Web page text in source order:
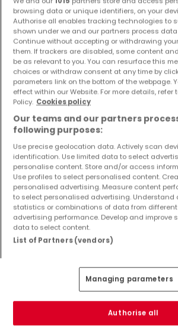
Ähnliche Immobilien
Sie haben keine Immobilien
interessieren? Diese
könnten Sie interessieren.
browsing data or unique identifiers, on your
Authorise all enables tracking technologies to
shown under we and our partners process data
Continue without accepting or withdrawing
them. If trackers are disabled, some content
be as relevant to you. You can resurface this
choices or withdraw consent at any time by
parameters link on the bottom of the webpage.
effect within our Website. For more details, refer
Policy. Cookies policy
Our teams and our partners
following purposes:
Use precise geolocation data. Actively scan
identification. Use limited data to select
personalise content. Store and/or access
Use profiles to select personalised content.
personalised advertising. Measure content
to select personalised advertising.
statistics or combinations of data from
advertising performance. Develop and improve
data to select content.
List of Partners (vendors)
Managing parameters
Authorise all